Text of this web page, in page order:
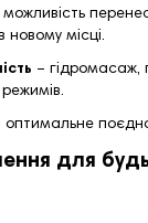
можливість
новому місці.
– гідромасаж,
оптимальне
для